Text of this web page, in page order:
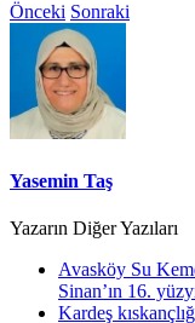
Önceki Sonraki
Yasemin Taş
Yazarın Diğer Yazıları
Avasköy Su
Sinan’ın 16.
Kardeş